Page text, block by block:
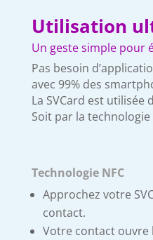
Utilisation
Un geste simple pour
Pas besoin
avec 99% des
La SVCard est utilisée
Soit par la technologie
Technologie NFC
Approchez votre
contact.
Votre contact ouvre